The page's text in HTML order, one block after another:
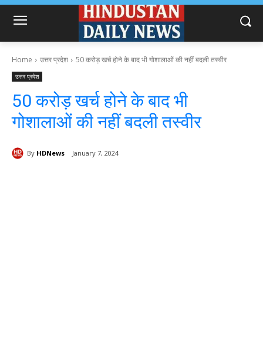
Home उत्तर प्रदेश 50 करोड़ खर्च होने के बाद भी गोशालाओं की नहीं बदली तस्वीर
उत्तर प्रदेश
50 करोड़ खर्च होने के बाद भी
गोशालाओं की नहीं बदली तस्वीर
By HDNews January 7, 2024